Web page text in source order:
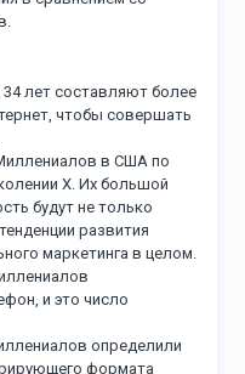
34 лет составляют более
чтобы совершать
в США по
X. Их большой
будут не только
развития
маркетинга в целом.
и это число
определили
формата